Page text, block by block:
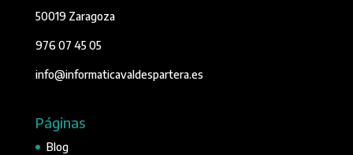
50019 Zaragoza
976 07 45 05
info@informaticavaldespartera.es
Páginas
Blog